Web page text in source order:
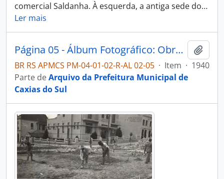
comercial Saldanha. À esquerda, a antiga sede do…
Ler mais
Página 05 - Álbum Fotográfico: Obras do Estado Novo Caxias - Alguns Flagrantes de Urbanização e Saneamento - Administração Dante Marcucci
BR RS APMCS PM-04-01-02-R-AL 02-05 · Item · 1940
Parte deArquivo da Prefeitura Municipal de
Caxias do Sul